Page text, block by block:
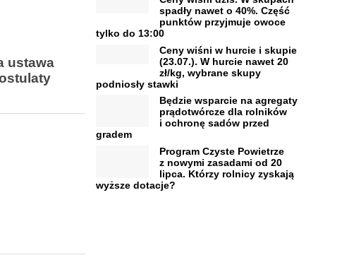
ustawa
spadły nawet o 40%. Część
punktów przyjmuje owoce
tylko do 13:00
Ceny wiśni w hurcie i skupie
(23.07.). W hurcie nawet 20
zł/kg, wybrane skupy
podniosły stawki
Będzie wsparcie na agregaty
prądotwórcze dla rolników
i ochronę sadów przed
gradem
Program Czyste Powietrze
z nowymi zasadami od 20
lipca. Którzy rolnicy zyskają
wyższe dotacje?